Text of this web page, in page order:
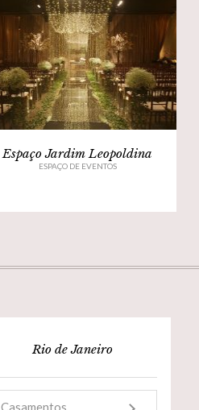
Espaço Jardim Leopoldina
ESPAÇO DE EVENTOS
Rio de Janeiro
Casamentos